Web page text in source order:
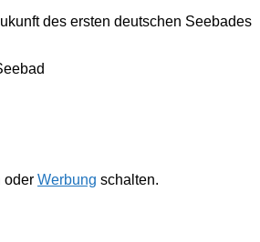
des ersten deutschen Seebades
oder Werbung schalten.